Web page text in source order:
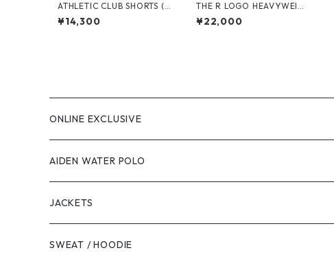
ATHLETIC CLUB SHORTS (B
LACK)
¥14,300
THE R LOGO HEAVYWEIG
HT SETUP (BLACK)
¥22,000
ONLINE EXCLUSIVE
AIDEN WATER POLO
JACKETS
SWEAT / HOODIE